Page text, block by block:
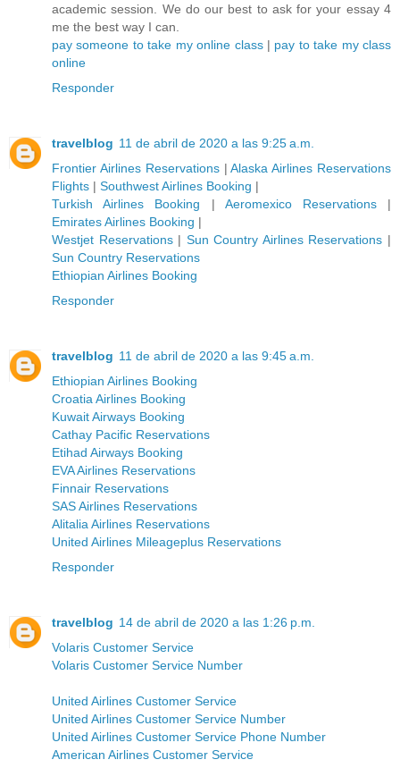
academic session. We do our best to ask for your essay 4
me the best way I can.
pay someone to take my online class| pay to take my class
online
Responder
travelblog 11 de abril de 2020 a las 9:25 a.m.
Frontier Airlines Reservations|Alaska Airlines Reservations
Flights | Southwest Airlines Booking |
Turkish Airlines Booking | Aeromexico Reservations|
Emirates Airlines Booking |
Westjet Reservations| Sun Country Airlines Reservations |
Sun Country Reservations
Ethiopian Airlines Booking
Responder
travelblog 11 de abril de 2020 a las 9:45 a.m.
Ethiopian Airlines Booking
Croatia Airlines Booking
Kuwait Airways Booking
Cathay Pacific Reservations
Etihad Airways Booking
EVA Airlines Reservations
Finnair Reservations
SAS Airlines Reservations
Alitalia Airlines Reservations
United Airlines Mileageplus Reservations
Responder
travelblog 14 de abril de 2020 a las 1:26 p.m.
Volaris Customer Service
Volaris Customer Service Number
United Airlines Customer Service
United Airlines Customer Service Number
United Airlines Customer Service Phone Number
American Airlines Customer Service